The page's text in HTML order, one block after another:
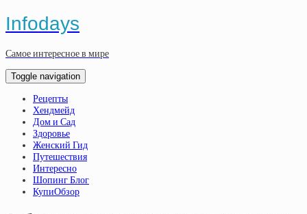
Infodays
Самое интересное в мире
Toggle navigation
Рецепты
Хендмейд
Дом и Сад
Здоровье
Женский Гид
Путешествия
Интересно
Шопинг Блог
КупиОбзор